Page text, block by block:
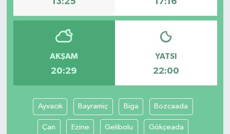
AKŞAM
20:29
YATSI
22:00
Ayvacık Bayramiç Biga Bozcaada
Çan Ezine Gelibolu Gökçeada